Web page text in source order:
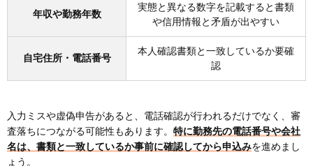
年収や勤務年数
実態と異なる数字を記載すると書類
や信用情報と矛盾が出やすい
自宅住所・電話番号
本人確認書類と一致しているか要確
認
入力ミスや虚偽申告があると、電話確認が行われるだけでなく、審
査落ちにつながる可能性もあります。 特に勤務先の電話番号や会社
名は、書類と一致しているか事前に確認してから申込みを進めまし
ょう。